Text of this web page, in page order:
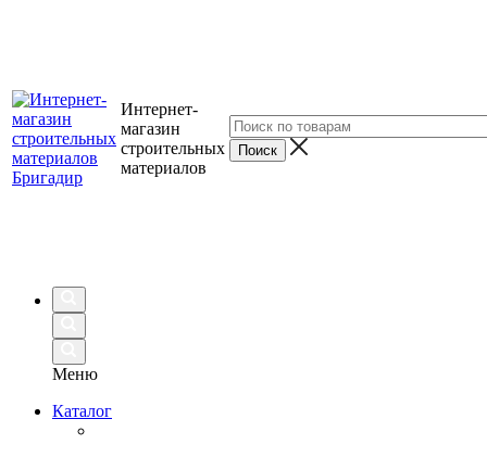
Интернет-
магазин
строительных
материалов
Меню
Каталог